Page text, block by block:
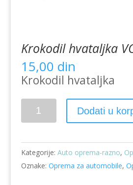
Krokodil hvataljka
15,00 din
Krokodil hvataljka
Krokodil
hvataljka
3/RD
količina
Dodati u
Kategorije: Auto oprema-razno,
Oznake: Oprema za automobile,